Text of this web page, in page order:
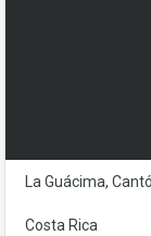
La Guácima,
Costa Rica